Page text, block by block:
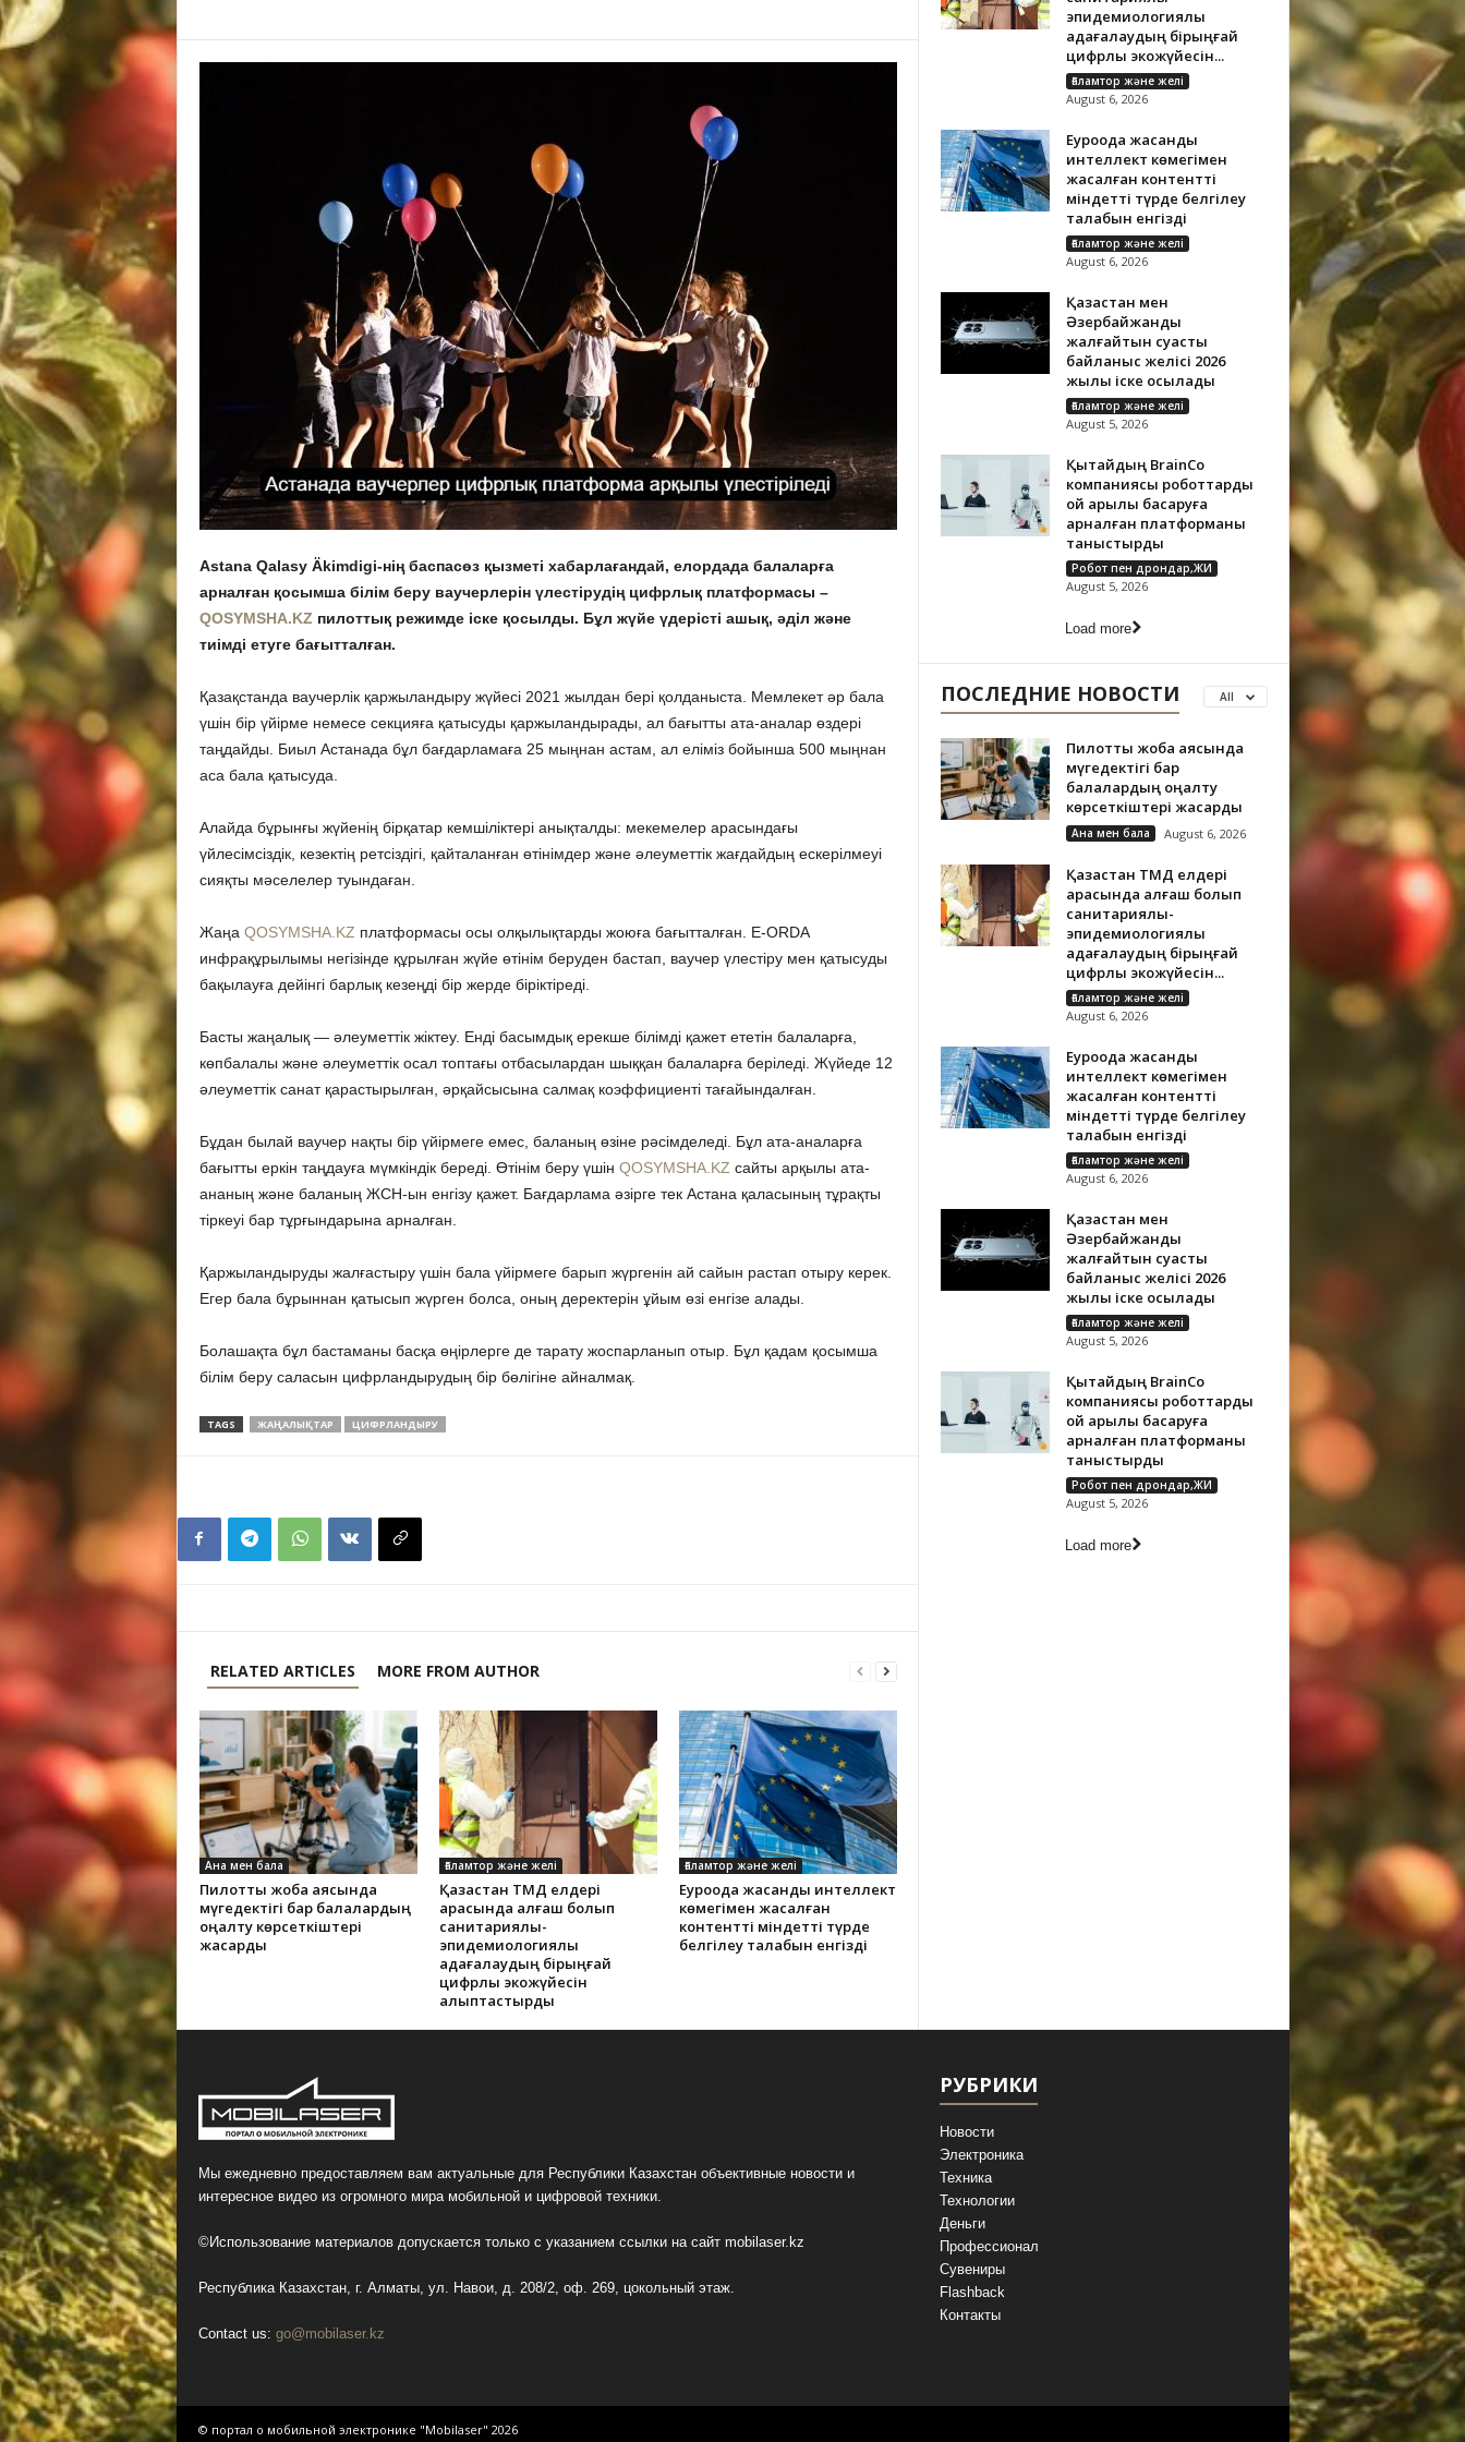
Astana Qalasy Äkimdigi-нің баспасөз қызметі хабарлағандай, елордада балаларға
арналған қосымша білім беру ваучерлерін үлестірудің цифрлық платформасы –
QOSYMSHA.KZ пилоттық режимде іске қосылды. Бұл жүйе үдерісті ашық, әділ және
тиімді етуге бағытталған.
Қазақстанда ваучерлік қаржыландыру жүйесі 2021 жылдан бері қолданыста. Мемлекет әр бала
үшін бір үйірме немесе секцияға қатысуды қаржыландырады, ал бағытты ата-аналар өздері
таңдайды. Биыл Астанада бұл бағдарламаға 25 мыңнан астам, ал еліміз бойынша 500 мыңнан
аса бала қатысуда.
Алайда бұрынғы жүйенің бірқатар кемшіліктері анықталды: мекемелер арасындағы
үйлесімсіздік, кезектің ретсіздігі, қайталанған өтінімдер және әлеуметтік жағдайдың ескерілмеуі
сияқты мәселелер туындаған.
Жаңа QOSYMSHA.KZ платформасы осы олқылықтарды жоюға бағытталған. E-ORDA
инфрақұрылымы негізінде құрылған жүйе өтінім беруден бастап, ваучер үлестіру мен қатысуды
бақылауға дейінгі барлық кезеңді бір жерде біріктіреді.
Басты жаңалық — әлеуметтік жіктеу. Енді басымдық ерекше білімді қажет ететін балаларға,
көпбалалы және әлеуметтік осал топтағы отбасылардан шыққан балаларға беріледі. Жүйеде 12
әлеуметтік санат қарастырылған, әрқайсысына салмақ коэффициенті тағайындалған.
Бұдан былай ваучер нақты бір үйірмеге емес, баланың өзіне рәсімделеді. Бұл ата-аналарға
бағытты еркін таңдауға мүмкіндік береді. Өтінім беру үшін QOSYMSHA.KZ сайты арқылы ата-
ананың және баланың ЖСН-ын енгізу қажет. Бағдарлама әзірге тек Астана қаласының тұрақты
тіркеуі бар тұрғындарына арналған.
Қаржыландыруды жалғастыру үшін бала үйірмеге барып жүргенін ай сайын растап отыру керек.
Егер бала бұрыннан қатысып жүрген болса, оның деректерін ұйым өзі енгізе алады.
Болашақта бұл бастаманы басқа өңірлерге де тарату жоспарланып отыр. Бұл қадам қосымша
білім беру саласын цифрландырудың бір бөлігіне айналмақ.
TAGS ЖАҢАЛЫҚТАР ЦИФРЛАНДЫРУ
RELATED ARTICLES MORE FROM AUTHOR
Ана мен бала
Пилоттық жоба аясында
мүгедектігі бар балалардың
оңалту көрсеткіштері
жақсарды
Ғаламтор және желі
Қазақстан ТМД елдері
арасында алғаш болып
санитариялық-
эпидемиологиялық
қадағалаудың бірыңғай
цифрлық экожүйесін
қалыптастырды
Ғаламтор және желі
Еуроодақ жасанды интеллект
көмегімен жасалған
контентті міндетті түрде
белгілеу талабын енгізді
эпидемиологиялық
қадағалаудың бірыңғай
цифрлық экожүйесін...
Ғаламтор және желі
August 6, 2026
Еуроодақ жасанды
интеллект көмегімен
жасалған контентті
міндетті түрде белгілеу
талабын енгізді
Ғаламтор және желі
August 6, 2026
Қазақстан мен
Әзербайжанды
жалғайтын суасты
байланыс желісі 2026
жылы іске қосылады
Ғаламтор және желі
August 5, 2026
Қытайдың BrainCo
компаниясы роботтарды
ой арқылы басқаруға
арналған платформаны
таныстырды
Робот пен дрондар,ЖИ
August 5, 2026
Load more
ПОСЛЕДНИЕ НОВОСТИ All
Пилоттық жоба аясында
мүгедектігі бар
балалардың оңалту
көрсеткіштері жақсарды
Ана мен бала August 6, 2026
Қазақстан ТМД елдері
арасында алғаш болып
санитариялық-
эпидемиологиялық
қадағалаудың бірыңғай
цифрлық экожүйесін...
Ғаламтор және желі
August 6, 2026
Еуроодақ жасанды
интеллект көмегімен
жасалған контентті
міндетті түрде белгілеу
талабын енгізді
Ғаламтор және желі
August 6, 2026
Қазақстан мен
Әзербайжанды
жалғайтын суасты
байланыс желісі 2026
жылы іске қосылады
Ғаламтор және желі
August 5, 2026
Қытайдың BrainCo
компаниясы роботтарды
ой арқылы басқаруға
арналған платформаны
таныстырды
Робот пен дрондар,ЖИ
August 5, 2026
Load more
Мы ежедневно предоставляем вам актуальные для Республики Казахстан объективные новости и
интересное видео из огромного мира мобильной и цифровой техники.
©Использование материалов допускается только с указанием ссылки на сайт mobilaser.kz
Республика Казахстан, г. Алматы, ул. Навои, д. 208/2, оф. 269, цокольный этаж.
Contact us: go@mobilaser.kz
РУБРИКИ
Новости
Электроника
Техника
Технологии
Деньги
Профессионал
Сувениры
Flashback
Контакты
© портал о мобильной электронике "Mobilaser" 2026